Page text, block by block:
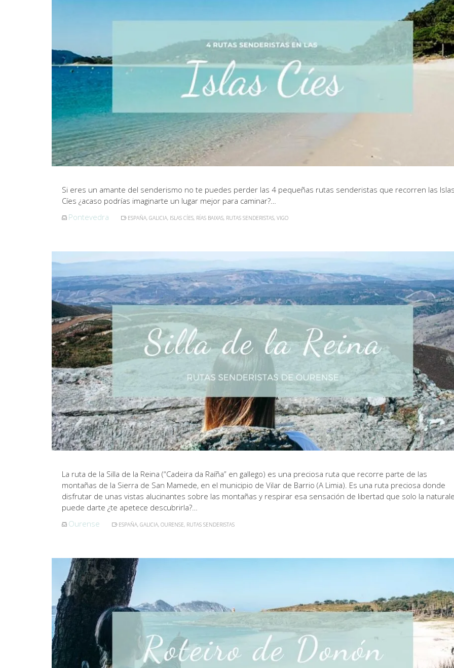
Si eres un amante del senderismo no te puedes perder las 4 pequeñas rutas senderistas que recorren las
Cíes ¿acaso podrías imaginarte un lugar mejor para caminar?…
Pontevedra
ESPAÑA, GALICIA, ISLAS CÍES, RÍAS BAIXAS, RUTAS SENDERISTAS, VIGO
La ruta de la Silla de la Reina (“Cadeira da Raíña” en gallego) es una preciosa ruta que recorre parte de las
montañas de la Sierra de San Mamede, en el municipio de Vilar de Barrio (A Limia). Es una ruta preciosa donde
disfrutar de unas vistas alucinantes sobre las montañas y respirar esa sensación de libertad que solo la
puede darte ¿te apetece descubrirla?…
Ourense
ESPAÑA, GALICIA, OURENSE, RUTAS SENDERISTAS